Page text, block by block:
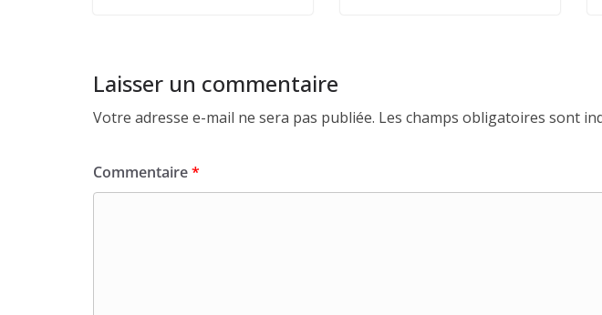
Laisser un commentaire
Votre adresse e-mail ne sera pas publiée. Les champs obligatoires sont
Commentaire*